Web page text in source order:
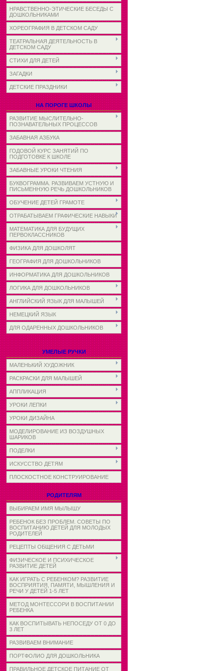
НРАВСТВЕННО-ЭТИЧЕСКИЕ БЕСЕДЫ С
ДОШКОЛЬНИКАМИ
ХОРЕОГРАФИЯ В ДЕТСКОМ САДУ
ТЕАТРАЛЬНАЯ ДЕЯТЕЛЬНОСТЬ В
ДЕТСКОМ САДУ
СТИХИ ДЛЯ ДЕТЕЙ
ЗАГАДКИ
ДЕТСКИЕ ПРАЗДНИКИ
НА ПОРОГЕ ШКОЛЫ
РАЗВИТИЕ МЫСЛИТЕЛЬНО-
ПОЗНАВАТЕЛЬНЫХ ПРОЦЕССОВ
ЗАБАВНАЯ АЗБУКА
ГОДОВОЙ КУРС ЗАНЯТИЙ ПО
ПОДГОТОВКЕ К ШКОЛЕ
ЗАБАВНЫЕ УРОКИ ЧТЕНИЯ
БУКВОГРАММА. РАЗВИВАЕМ УСТНУЮ И
ПИСЬМЕННУЮ РЕЧЬ ДОШКОЛЬНИКОВ
ОБУЧЕНИЕ ДЕТЕЙ ГРАМОТЕ
ОТРАБАТЫВАЕМ ГРАФИЧЕСКИЕ НАВЫКИ
МАТЕМАТИКА ДЛЯ БУДУЩИХ
ПЕРВОКЛАССНИКОВ
ФИЗИКА ДЛЯ ДОШКОЛЯТ
ГЕОГРАФИЯ ДЛЯ ДОШКОЛЬНИКОВ
ИНФОРМАТИКА ДЛЯ ДОШКОЛЬНИКОВ
ЛОГИКА ДЛЯ ДОШКОЛЬНИКОВ
АНГЛИЙСКИЙ ЯЗЫК ДЛЯ МАЛЫШЕЙ
НЕМЕЦКИЙ ЯЗЫК
ДЛЯ ОДАРЕННЫХ ДОШКОЛЬНИКОВ
УМЕЛЫЕ РУЧКИ
МАЛЕНЬКИЙ ХУДОЖНИК
РАСКРАСКИ ДЛЯ МАЛЫШЕЙ
АППЛИКАЦИЯ
УРОКИ ЛЕПКИ
УРОКИ ДИЗАЙНА
МОДЕЛИРОВАНИЕ ИЗ ВОЗДУШНЫХ
ШАРИКОВ
ПОДЕЛКИ
ИСКУССТВО ДЕТЯМ
ПЛОСКОСТНОЕ КОНСТРУИРОВАНИЕ
РОДИТЕЛЯМ
ВЫБИРАЕМ ИМЯ МЫЛЫШУ
РЕБЕНОК БЕЗ ПРОБЛЕМ. СОВЕТЫ ПО
ВОСПИТАНИЮ ДЕТЕЙ ДЛЯ МОЛОДЫХ
РОДИТЕЛЕЙ
РЕЦЕПТЫ ОБЩЕНИЯ С ДЕТЬМИ
ФИЗИЧЕСКОЕ И ПСИХИЧЕСКОЕ
РАЗВИТИЕ ДЕТЕЙ
КАК ИГРАТЬ С РЕБЕНКОМ? РАЗВИТИЕ
ВОСПРИЯТИЯ, ПАМЯТИ, МЫШЛЕНИЯ И
РЕЧИ У ДЕТЕЙ 1-5 ЛЕТ
МЕТОД МОНТЕССОРИ В ВОСПИТАНИИ
РЕБЕНКА
КАК ВОСПИТЫВАТЬ НЕПОСЕДУ ОТ 0 ДО
3 ЛЕТ
РАЗВИВАЕМ ВНИМАНИЕ
ПОРТФОЛИО ДЛЯ ДОШКОЛЬНИКА
ПРАВИЛЬНОЕ ДЕТСКОЕ ПИТАНИЕ ОТ